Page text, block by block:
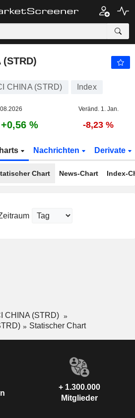
(STRD)
CHINA (STRD) Index
Veränd. 1. Jan.
+0,56 % -8,23 %
Nachrichten Derivate
Chart News-Chart Index-
CHINA (STRD)
Statischer Chart
+ 1.300.000
Mitglieder